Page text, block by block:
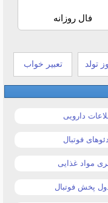
فال روزانه
تولد تعبیر خواب
دارویی
فوتبال
مواد غذایی
پخش فوتبال